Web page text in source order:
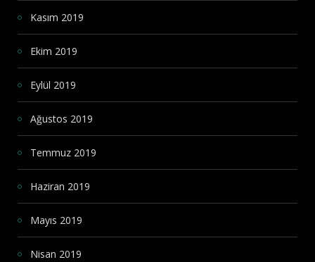
Kasım 2019
Ekim 2019
Eylül 2019
Ağustos 2019
Temmuz 2019
Haziran 2019
Mayıs 2019
Nisan 2019